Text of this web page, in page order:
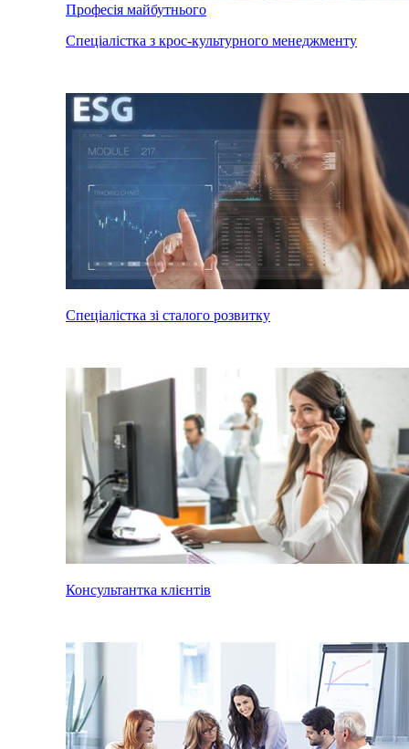
Професія майбутнього
Спеціалістка з крос-культурного менеджменту
Спеціалістка зі сталого розвитку
Консультантка клієнтів